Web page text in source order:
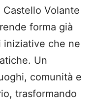
Castello Volante
forma già
iniziative che ne
Un
comunità e
trasformando